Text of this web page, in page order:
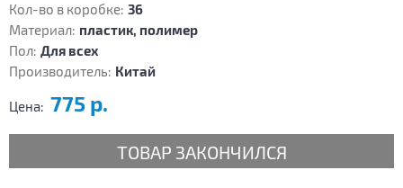
Кол-во в коробке: 36
Материал: пластик, полимер
Пол: Для всех
Производитель: Китай
Цена: 775 р.
ТОВАР ЗАКОНЧИЛСЯ